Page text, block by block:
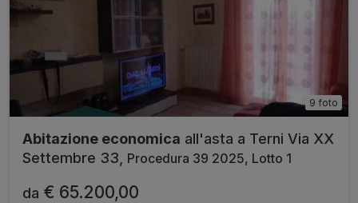
9 foto
Abitazione economica all'asta a Terni Via XX
Settembre 33,
Procedura 39 2025, Lotto 1
da € 65.200,00